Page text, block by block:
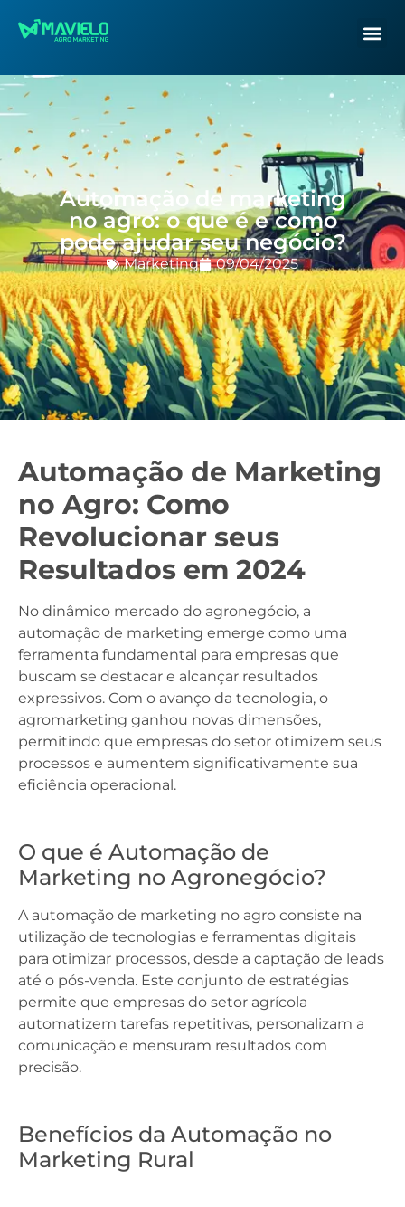
Automação de marketing
no agro: o que é e como
pode ajudar seu negócio?
Marketing 09/04/2025
Automação de Marketing
no Agro: Como
Revolucionar seus
Resultados em 2024
No dinâmico mercado do agronegócio, a
automação de marketing emerge como uma
ferramenta fundamental para empresas que
buscam se destacar e alcançar resultados
expressivos. Com o avanço da tecnologia, o
agromarketing ganhou novas dimensões,
permitindo que empresas do setor otimizem seus
processos e aumentem significativamente sua
eficiência operacional.
O que é Automação de
Marketing no Agronegócio?
A automação de marketing no agro consiste na
utilização de tecnologias e ferramentas digitais
para otimizar processos, desde a captação de leads
até o pós-venda. Este conjunto de estratégias
permite que empresas do setor agrícola
automatizem tarefas repetitivas, personalizam a
comunicação e mensuram resultados com
precisão.
Benefícios da Automação no
Marketing Rural